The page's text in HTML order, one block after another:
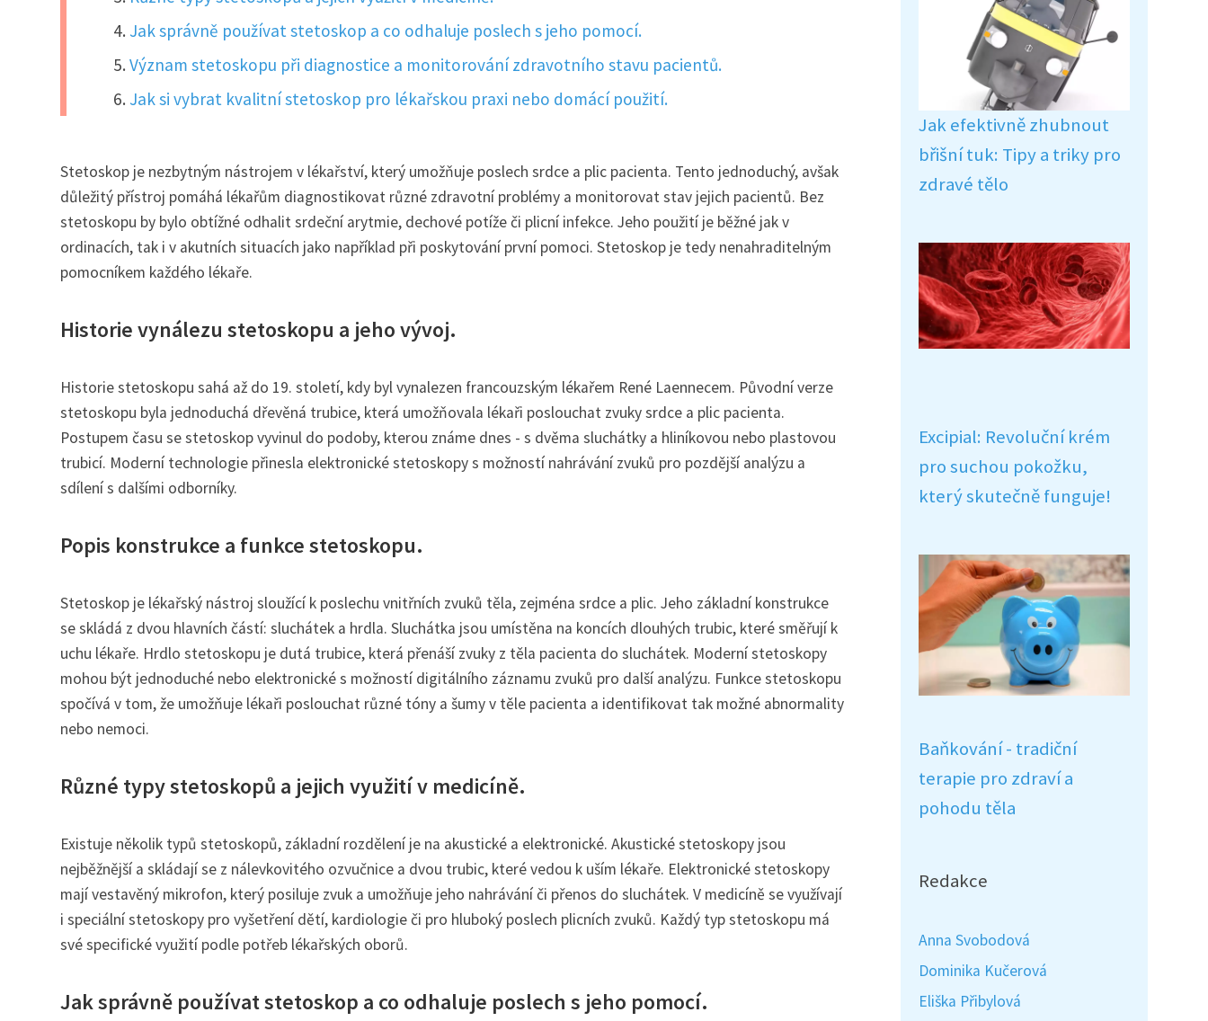
Jak správně používat stetoskop a co odhaluje poslech s jeho pomocí.
Význam stetoskopu při diagnostice a monitorování zdravotního stavu pacientů.
Jak si vybrat kvalitní stetoskop pro lékařskou praxi nebo domácí použití.
Stetoskop je nezbytným nástrojem v lékařství, který umožňuje poslech srdce a plic pacienta. Tento jednoduchý, avšak
důležitý přístroj pomáhá lékařům diagnostikovat různé zdravotní problémy a monitorovat stav jejich pacientů. Bez
stetoskopu by bylo obtížné odhalit srdeční arytmie, dechové potíže či plicní infekce. Jeho použití je běžné jak v
ordinacích, tak i v akutních situacích jako například při poskytování první pomoci. Stetoskop je tedy nenahraditelným
pomocníkem každého lékaře.
Historie vynálezu stetoskopu a jeho vývoj.
Historie stetoskopu sahá až do 19. století, kdy byl vynalezen francouzským lékařem René Laennecem. Původní verze
stetoskopu byla jednoduchá dřevěná trubice, která umožňovala lékaři poslouchat zvuky srdce a plic pacienta.
Postupem času se stetoskop vyvinul do podoby, kterou známe dnes - s dvěma sluchátky a hliníkovou nebo plastovou
trubicí. Moderní technologie přinesla elektronické stetoskopy s možností nahrávání zvuků pro pozdější analýzu a
sdílení s dalšími odborníky.
Popis konstrukce a funkce stetoskopu.
Stetoskop je lékařský nástroj sloužící k poslechu vnitřních zvuků těla, zejména srdce a plic. Jeho základní konstrukce
se skládá z dvou hlavních částí: sluchátek a hrdla. Sluchátka jsou umístěna na koncích dlouhých trubic, které směřují k
uchu lékaře. Hrdlo stetoskopu je dutá trubice, která přenáší zvuky z těla pacienta do sluchátek. Moderní stetoskopy
mohou být jednoduché nebo elektronické s možností digitálního záznamu zvuků pro další analýzu. Funkce stetoskopu
spočívá v tom, že umožňuje lékaři poslouchat různé tóny a šumy v těle pacienta a identifikovat tak možné abnormality
nebo nemoci.
Různé typy stetoskopů a jejich využití v medicíně.
Existuje několik typů stetoskopů, základní rozdělení je na akustické a elektronické. Akustické stetoskopy jsou
nejběžnější a skládají se z nálevkovitého ozvučnice a dvou trubic, které vedou k uším lékaře. Elektronické stetoskopy
mají vestavěný mikrofon, který posiluje zvuk a umožňuje jeho nahrávání či přenos do sluchátek. V medicíně se využívají
i speciální stetoskopy pro vyšetření dětí, kardiologie či pro hluboký poslech plicních zvuků. Každý typ stetoskopu má
své specifické využití podle potřeb lékařských oborů.
Jak správně používat stetoskop a co odhaluje poslech s jeho pomocí.
Jak efektivně zhubnout
břišní tuk: Tipy a triky pro
zdravé tělo
Excipial: Revoluční krém
pro suchou pokožku,
který skutečně funguje!
Baňkování - tradiční
terapie pro zdraví a
pohodu těla
Redakce
Anna Svobodová
Dominika Kučerová
Eliška Přibylová